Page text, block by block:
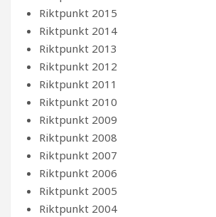
Riktpunkt 2015
Riktpunkt 2014
Riktpunkt 2013
Riktpunkt 2012
Riktpunkt 2011
Riktpunkt 2010
Riktpunkt 2009
Riktpunkt 2008
Riktpunkt 2007
Riktpunkt 2006
Riktpunkt 2005
Riktpunkt 2004